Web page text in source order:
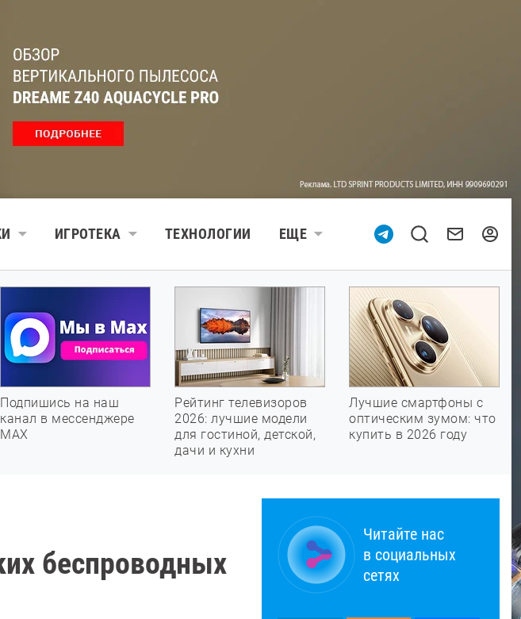
ИГРОТЕКА ТЕХНОЛОГИИ ЕЩЕ
Подпишись на наш
канал в мессенджере
МАХ
Рейтинг телевизоров
2026: лучшие модели
для гостиной, детской,
дачи и кухни
Лучшие смартфоны с
оптическим зумом: что
купить в 2026 году
беспроводных
Читайте нас
в социальных
сетях